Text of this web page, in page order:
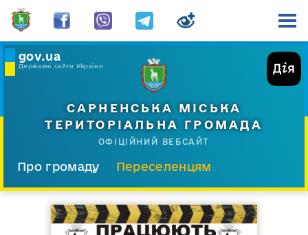
gov.ua
Державні сайти України
САРНЕНСЬКА МІСЬКА
ТЕРИТОРІАЛЬНА ГРОМАДА
ОФІЦІЙНИЙ ВЕБСАЙТ
Про громаду
Переселенцям
Прес-центр